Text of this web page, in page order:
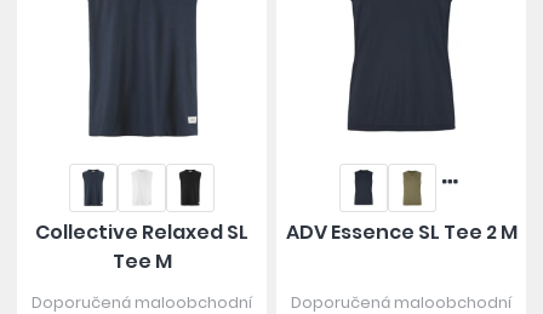
Collective Relaxed SL
Tee M
Doporučená maloobchodní
ADV Essence SL Tee 2 M
Doporučená maloobchodní